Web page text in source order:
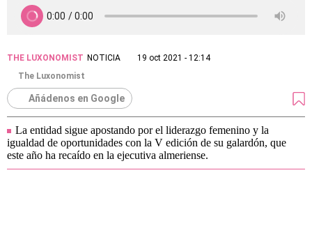
THE LUXONOMIST NOTICIA
19 oct 2021 - 12:14
The Luxonomist
Añádenos en Google
La entidad sigue apostando por el liderazgo femenino y la
igualdad de oportunidades con la V edición de su galardón, que
este año ha recaído en la ejecutiva almeriense.